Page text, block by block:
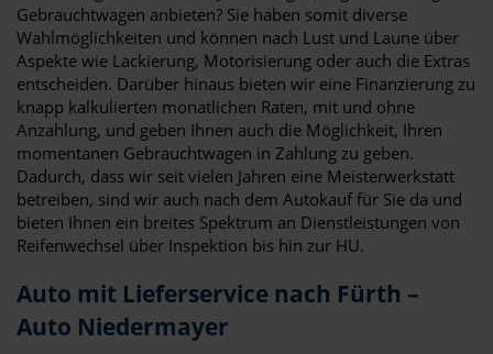
Gebrauchtwagen anbieten? Sie haben somit diverse
Wahlmöglichkeiten und können nach Lust und Laune über
Aspekte wie Lackierung, Motorisierung oder auch die Extras
entscheiden. Darüber hinaus bieten wir eine Finanzierung zu
knapp kalkulierten monatlichen Raten, mit und ohne
Anzahlung, und geben Ihnen auch die Möglichkeit, Ihren
momentanen Gebrauchtwagen in Zahlung zu geben.
Dadurch, dass wir seit vielen Jahren eine Meisterwerkstatt
betreiben, sind wir auch nach dem Autokauf für Sie da und
bieten Ihnen ein breites Spektrum an Dienstleistungen von
Reifenwechsel über Inspektion bis hin zur HU.
Auto mit Lieferservice nach Fürth –
Auto Niedermayer